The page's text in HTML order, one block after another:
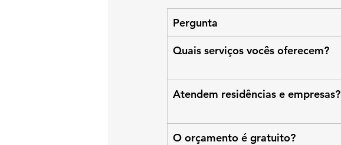
Pergunta
Quais serviços vocês oferecem?
Atendem residências e empresas?
O orçamento é gratuito?